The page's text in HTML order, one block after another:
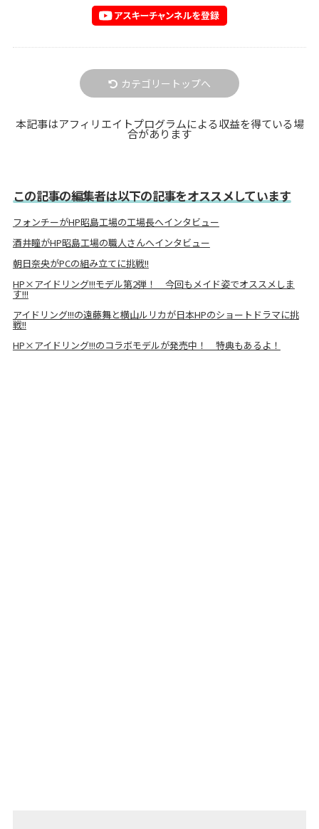
カテゴリートップへ
本記事はアフィリエイトプログラムによる収益を得ている場
合があります
この記事の編集者は以下の記事をオススメしています
フォンチーがHP昭島工場の工場長へインタビュー
酒井瞳がHP昭島工場の職人さんへインタビュー
朝日奈央がPCの組み立てに挑戦!!
HP×アイドリング!!!モデル第2弾！ 今回もメイド姿でオススメしま
す!!!
アイドリング!!!の遠藤舞と横山ルリカが日本HPのショートドラマに挑
戦!!
HP×アイドリング!!!のコラボモデルが発売中！ 特典もあるよ！